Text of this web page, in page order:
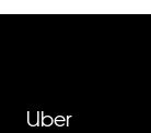
Uber